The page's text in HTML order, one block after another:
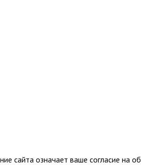
сайта означает ваше согласие на